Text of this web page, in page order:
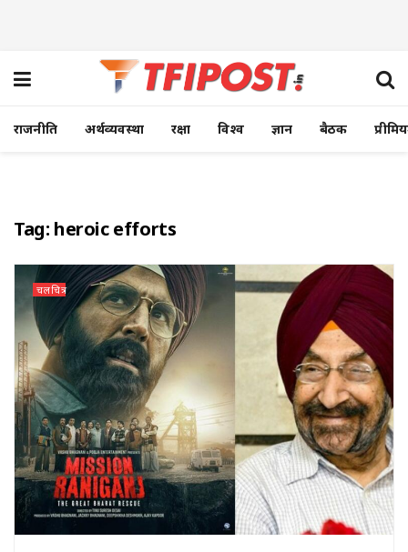
राजनीति अर्थव्यवस्था रक्षा विश्व ज्ञान बैठक
Tag: heroic efforts
चलचित्र